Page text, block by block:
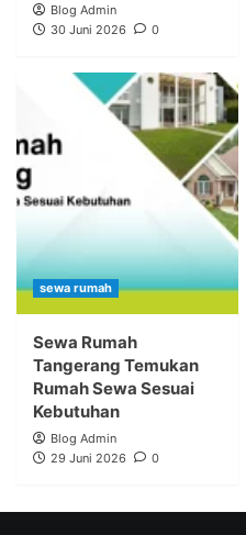
Blog Admin
30 Juni 2026
0
sewa rumah
Sewa Rumah
Tangerang Temukan
Rumah Sewa Sesuai
Kebutuhan
Blog Admin
29 Juni 2026
0